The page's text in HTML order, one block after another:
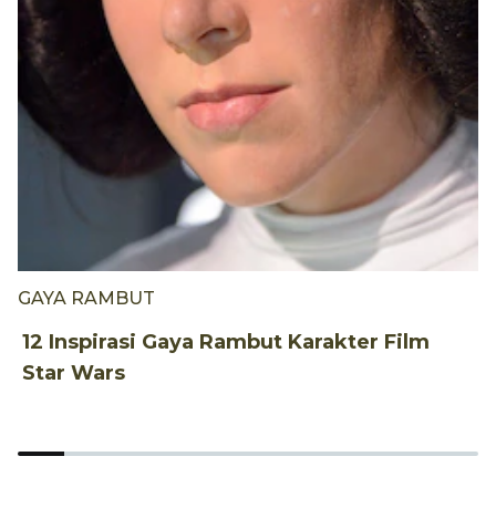
GAYA RAMBUT
12 Inspirasi Gaya Rambut Karakter Film
Star Wars